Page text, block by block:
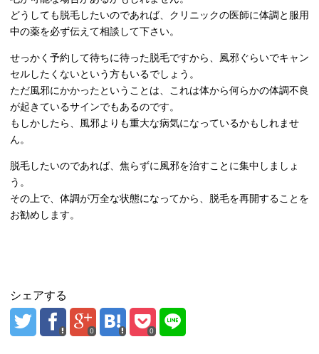
どうしても脱毛したいのであれば、クリニックの医師に体調と服用
中の薬を必ず伝えて相談して下さい。
せっかく予約して待ちに待った脱毛ですから、風邪ぐらいでキャン
セルしたくないという方もいるでしょう。
ただ風邪にかかったということは、これは体から何らかの体調不良
が起きているサインでもあるのです。
もしかしたら、風邪よりも重大な病気になっているかもしれませ
ん。
脱毛したいのであれば、焦らずに風邪を治すことに集中しましょ
う。
その上で、体調が万全な状態になってから、脱毛を再開することを
お勧めします。
シェアする
0 0